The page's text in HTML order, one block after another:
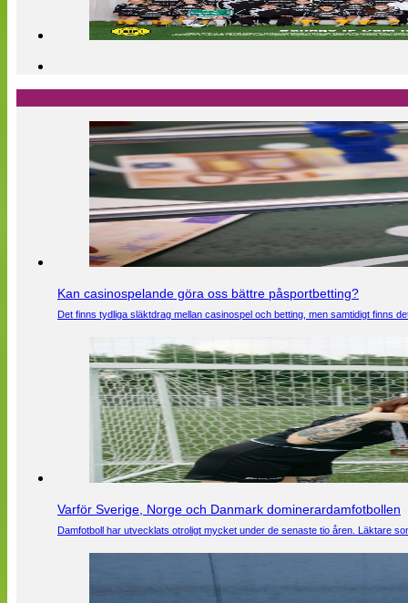
Kan casinospelande göra oss bättre påsportbetting?
Det finns tydliga släktdrag mellan casinospel och betting, men samtidigt finns
Varför Sverige, Norge och Danmark dominerardamfotbollen
Damfotboll har utvecklats otroligt mycket under de senaste tio åren. Läktare